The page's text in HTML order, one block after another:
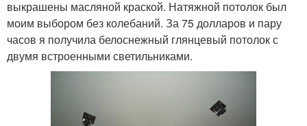
выкрашены масляной краской. Натяжной потолок был
моим выбором без колебаний. За 75 долларов и пару
часов я получила белоснежный глянцевый потолок с
двумя встроенными светильниками.